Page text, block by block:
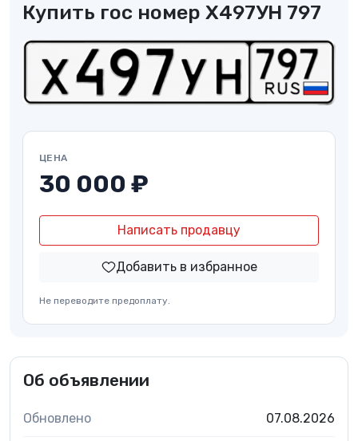
Купить гос номер Х497УН 797
ЦЕНА
30 000 ₽
Написать продавцу
Добавить в избранное
Не переводите предоплату.
Об объявлении
Обновлено 07.08.2026